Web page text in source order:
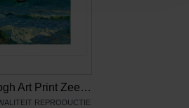
Van Gogh Art Print Zeegezicht bij Les Saintes-Maries-de-la-Mer
REPRODUCTIE